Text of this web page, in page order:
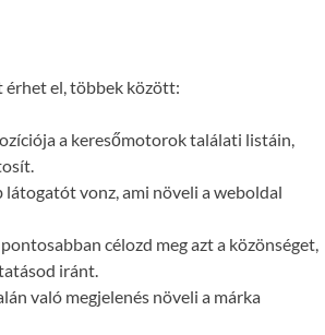
érhet el, többek között:
a keresőmotorok találati listáin,
látogatót vonz, ami növeli a weboldal
célozd meg azt a közönséget,
iránt.
való megjelenés növeli a márka